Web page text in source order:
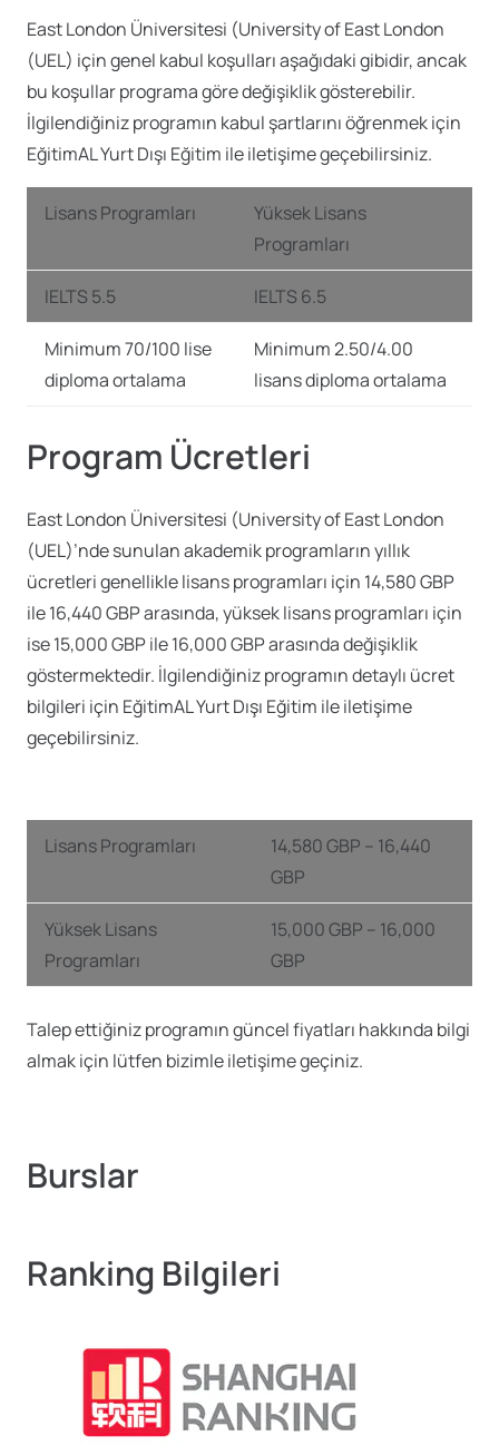
East London Üniversitesi (University of East London
(UEL) için genel kabul koşulları aşağıdaki gibidir, ancak
bu koşullar programa göre değişiklik gösterebilir.
İlgilendiğiniz programın kabul şartlarını öğrenmek için
EğitimAL Yurt Dışı Eğitim ile iletişime geçebilirsiniz.
Lisans Programları
Yüksek Lisans
Programları
IELTS 5.5 IELTS 6.5
Minimum 70/100 lise
diploma ortalama
Minimum 2.50/4.00
lisans diploma ortalama
Program Ücretleri
East London Üniversitesi (University of East London
(UEL)’nde sunulan akademik programların yıllık
ücretleri genellikle lisans programları için 14,580 GBP
ile 16,440 GBP arasında, yüksek lisans programları için
ise 15,000 GBP ile 16,000 GBP arasında değişiklik
göstermektedir. İlgilendiğiniz programın detaylı ücret
bilgileri için EğitimAL Yurt Dışı Eğitim ile iletişime
geçebilirsiniz.
Lisans Programları
14,580 GBP – 16,440
GBP
Yüksek Lisans
Programları
15,000 GBP – 16,000
GBP
Talep ettiğiniz programın güncel fiyatları hakkında bilgi
almak için lütfen bizimle iletişime geçiniz.
Burslar
Ranking Bilgileri